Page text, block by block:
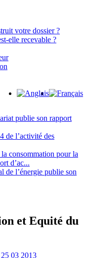
votre dossier ?
elle recevable ?
publie son rapport
de l’activité des
consommation pour la
d’ac...
de l’énergie publie son
et Equité du
03 2013